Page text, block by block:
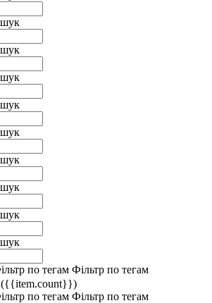
по тегам Фільтр по тегам
({{item.count}})
по тегам Фільтр по тегам